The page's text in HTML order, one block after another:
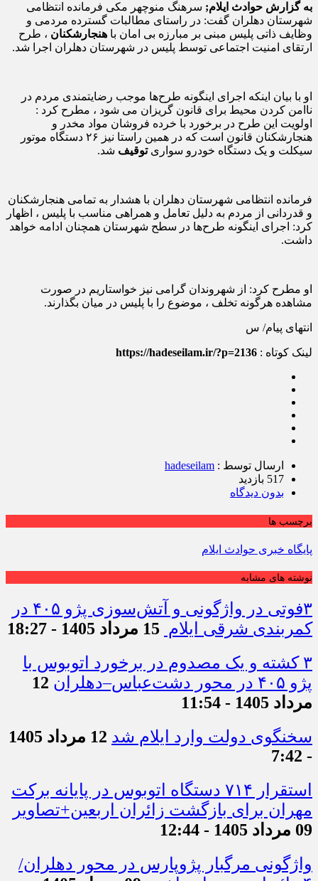
به گزارش حوادث ایلام; سرهنگ منوچهر مکی فرمانده انتظامی
شهرستان دهلران گفت: در راستای مطالبات گسترده مردمی و
وظایف ذاتی پلیس مبنی بر مبارزه بی امان با هنجارشکنان ، طرح
ارتقای امنیت اجتماعی توسط پلیس در شهرستان دهلران اجرا شد.
او با بیان اینکه اجرای اینگونه طرح‌ها موجب رضایتمندی مردم در
ناامن کردن محیط برای قانون گریزان می شود ، مطرح کرد :
اولویت این طرح در برخورد با خرده فروشان مواد مخدر و
هنجارشکنان قانون است که در همین راستا نیز ۲۶ دستگاه موتور
سیکلت و یک دستگاه خودرو سواریتوقیف شد.
فرمانده انتظامی شهرستان دهلران با هشدار به تمامی هنجارشکنان
و قدردانی از مردم به دلیل تعامل و همراهی مناسب با پلیس ، اظهار
کرد: اجرای اینگونه طرح‌ها در سطح شهرستان همچنان ادامه خواهد
داشت.
او مطرح کرد: از شهروندان گرامی نیز خواستاریم در صورت
مشاهده هرگونه تخلف ، موضوع را با پلیس در میان بگذارند.
انتهای پیام/ س
لینک کوتاه : https://hadeseilam.ir/?p=2136
ارسال توسط : hadeseilam
517 بازدید
بدون دیدگاه
برچسب ها
پایگاه خبری حوادث ایلام
نوشته های مشابه
۳فوتی در واژگونی و آتش‌سوزی پژو ۴۰۵ در
کمربندی شرقی ایلام 15 مرداد 1405 - 18:27
۳ کشته و یک مصدوم در برخورد اتوبوس با
پژو ۴۰۵ در محور دشت‌عباس–دهلران
12
مرداد 1405 - 11:54
سخنگوی دولت وارد ایلام شد
12 مرداد 1405
- 7:42
استقرار ۷۱۴ دستگاه اتوبوس در پایانه برکت
مهران برای بازگشت زائران اربعین+تصاویر
09 مرداد 1405 - 12:44
واژگونی مرگبار پژوپارس در محور دهلران/